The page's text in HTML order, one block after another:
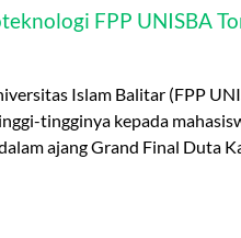
FPP UNISBA
Islam Balitar (FPP
tingginya kepada
ajang Grand Final Duta